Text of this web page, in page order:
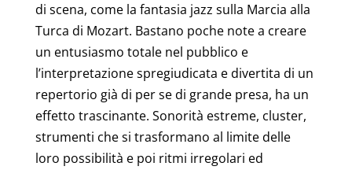
di scena, come la fantasia jazz sulla Marcia alla
Turca di Mozart. Bastano poche note a creare
un entusiasmo totale nel pubblico e
l’interpretazione spregiudicata e divertita di un
repertorio già di per se di grande presa, ha un
effetto trascinante. Sonorità estreme, cluster,
strumenti che si trasformano al limite delle
loro possibilità e poi ritmi irregolari ed